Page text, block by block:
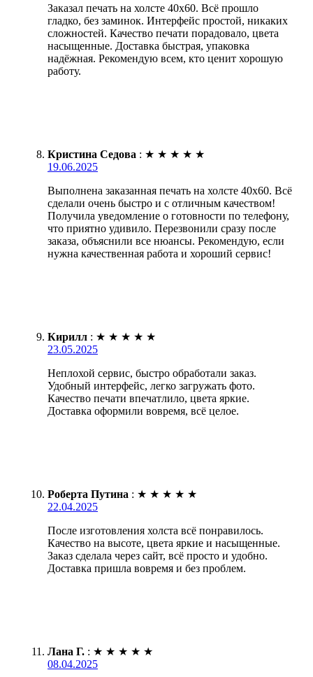
Заказал печать на холсте 40х60. Всё прошло
гладко, без заминок. Интерфейс простой, никаких
сложностей. Качество печати порадовало, цвета
насыщенные. Доставка быстрая, упаковка
надёжная. Рекомендую всем, кто ценит хорошую
работу.
Кристина Седова : ★ ★ ★ ★ ★
19.06.2025
Выполнена заказанная печать на холсте 40х60. Всё
сделали очень быстро и с отличным качеством!
Получила уведомление о готовности по телефону,
что приятно удивило. Перезвонили сразу после
заказа, объяснили все нюансы. Рекомендую, если
нужна качественная работа и хороший сервис!
Кирилл : ★ ★ ★ ★ ★
23.05.2025
Неплохой сервис, быстро обработали заказ.
Удобный интерфейс, легко загружать фото.
Качество печати впечатлило, цвета яркие.
Доставка оформили вовремя, всё целое.
Роберта Путина : ★ ★ ★ ★ ★
22.04.2025
После изготовления холста всё понравилось.
Качество на высоте, цвета яркие и насыщенные.
Заказ сделала через сайт, всё просто и удобно.
Доставка пришла вовремя и без проблем.
Лана Г. : ★ ★ ★ ★ ★
08.04.2025